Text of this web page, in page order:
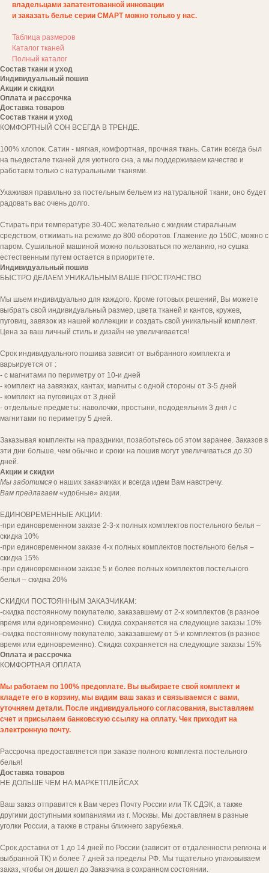
владельцами запатентованной инновации
и заказать белье серии СМАРТ можно только у нас.
Таблица размеров
Каталог тканей
Полный каталог
Состав ткани и уход
Индивидуальный пошив
Акции и скидки
Оплата и рассрочка
Доставка товаров
Состав ткани и уход
КОМФОРТНЫЙ СОН ВСЕГДА В ТРЕНДЕ.
100% хлопок. Сатин - мягкая, комфортная, прочная ткань. Сатин всегда был
на пьедестале тканей для уютного сна, а мы поддерживаем качество и
работаем только с натуральными тканями.
Ухаживая правильно за постельным бельем из натуральной ткани, оно будет
радовать вас очень долго.
Стирать при температуре 30-40С желательно с жидким стиральным
средством, отжимать на режиме до 800 оборотов. Глажение до 150С, можно с
паром. Сушильной машиной можно пользоваться по желанию, но сушка
естественным путем остается в приоритете.
Индивидуальный пошив
БЫСТРО ДЕЛАЕМ УНИКАЛЬНЫМ ВАШЕ ПРОСТРАНСТВО
Мы шьем индивидуально для каждого. Кроме готовых решений, Вы можете
выбрать свой индивидуальный размер, цвета тканей и кантов, кружев,
пуговиц, завязок из нашей коллекции и создать свой уникальный комплект.
Цена за ваш личный стиль и дизайн не увеличивается!
Срок индивидуального пошива зависит от выбранного комплекта и
варьируется от :
- с магнитами по периметру от 10-и дней
- комплект на завязках, кантах, магниты с одной стороны от 3-5 дней
- комплект на пуговицах от 3 дней
- отдельные предметы: наволочки, простыни, пододеяльник 3 дня / с
магнитами по периметру 5 дней.
Заказывая комплекты на праздники, позаботьтесь об этом заранее. Заказов в
эти дни больше, чем обычно и сроки на пошив могут увеличиваться до 30
дней.
Акции и скидки
Мы заботимся о наших заказчиках и всегда идем Вам навстречу.
Вам предлагаем «удобные» акции.
ЕДИНОВРЕМЕННЫЕ АКЦИИ:
-при единовременном заказе 2-3-х полных комплектов постельного белья –
скидка 10%
-при единовременном заказе 4-х полных комплектов постельного белья –
скидка 15%
-при единовременном заказе 5 и более полных комплектов постельного
белья – скидка 20%
СКИДКИ ПОСТОЯННЫМ ЗАКАЗЧИКАМ:
-скидка постоянному покупателю, заказавшему от 2-х комплектов (в разное
время или единовременно). Скидка сохраняется на следующие заказы 10%
-скидка постоянному покупателю, заказавшему от 5-и комплектов (в разное
время или единовременно). Скидка сохраняется на следующие заказы 15%
Оплата и рассрочка
КОМФОРТНАЯ ОПЛАТА
Мы работаем по 100% предоплате. Вы выбираете свой комплект и
кладете его в корзину, мы видим ваш заказ и связываемся с вами,
уточняем детали. После индивидуального согласования, выставляем
счет и присылаем банковскую ссылку на оплату. Чек приходит на
электронную почту.
Рассрочка предоставляется при заказе полного комплекта постельного
белья!
Доставка товаров
НЕ ДОЛЬШЕ ЧЕМ НА МАРКЕТПЛЕЙСАХ
Ваш заказ отправится к Вам через Почту России или ТК СДЭК, а также
другими доступными компаниями из г. Москвы. Мы доставляем в разные
уголки России, а также в страны ближнего зарубежья.
Срок доставки от 1 до 14 дней по России (зависит от отдаленности региона и
выбранной ТК) и более 7 дней за пределы РФ. Мы тщательно упаковываем
заказ, чтобы он дошел до Заказчика в сохранном состоянии.
Напишите нам для заказа комплекта.
ВЫ ДОСТОЙНЫ
КОМФОРТА
И УДОБСТВА!
Да, я согласен(на) с политикой обработки
персональных данных
заказать звонок